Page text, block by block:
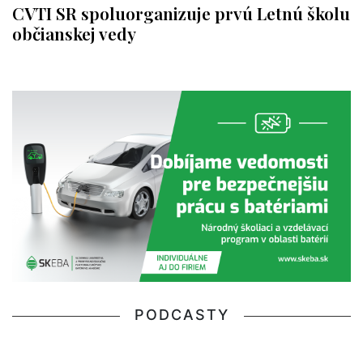
CVTI SR spoluorganizuje prvú Letnú školu
občianskej vedy
PODCASTY